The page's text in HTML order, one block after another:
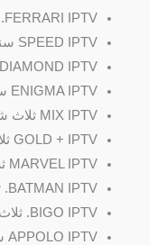
FERRARI IPTV. سنه
SPEED IPTV سنه
DIAMOND IPTV سنه
ENIGMA IPTV سنه
MIX IPTV ثلاث شهور
GOLD + IPTV ثلاث شهور
MARVEL IPTV ثلاث شهور
BATMAN IPTV. ثلاث شهور
BIGO IPTV. ثلاث شهور
APPOLO IPTV شهر